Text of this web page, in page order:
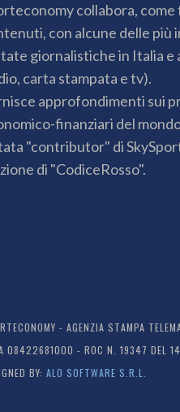
collabora,
con alcune delle più
giornalistiche in Italia e
carta stampata e tv).
approfondimenti sui
finanziari del
"contributor" di
di "CodiceRosso".
- AGENZIA STAMPA
08422681000 - ROC N. 19347 DEL
BY: ALO SOFTWARE S.R.L.